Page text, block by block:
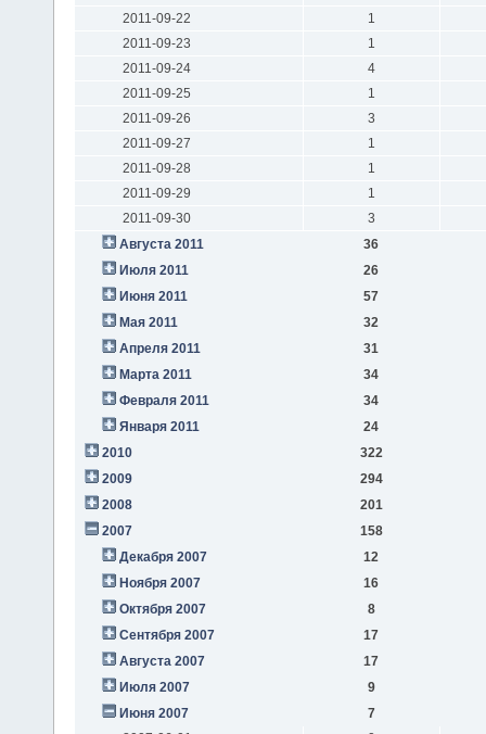
2011-09-22
1
2011-09-23
1
2011-09-24
4
2011-09-25
1
2011-09-26
3
2011-09-27
1
2011-09-28
1
2011-09-29
1
2011-09-30
3
Августа 2011
36
Июля 2011
26
Июня 2011
57
Мая 2011
32
Апреля 2011
31
Марта 2011
34
Февраля 2011
34
Января 2011
24
2010
322
2009
294
2008
201
2007
158
Декабря 2007
12
Ноября 2007
16
Октября 2007
8
Сентября 2007
17
Августа 2007
17
Июля 2007
9
Июня 2007
7